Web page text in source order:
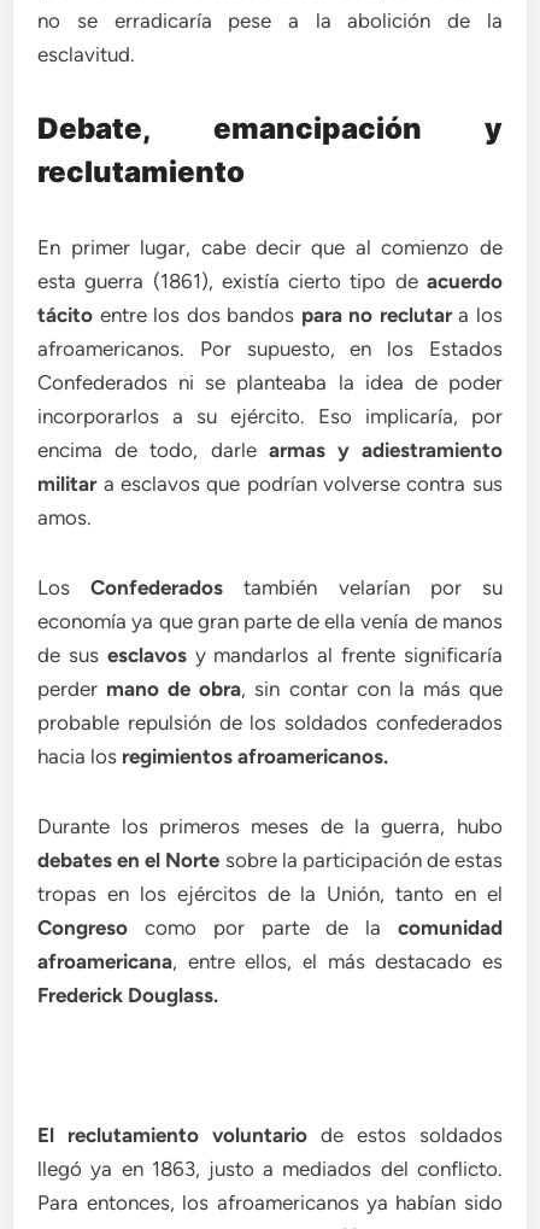
no se erradicaría pese a la abolición de la
esclavitud.
Debate, emancipación y
reclutamiento
En primer lugar, cabe decir que al comienzo de
esta guerra (1861), existía cierto tipo de acuerdo
tácito entre los dos bandos para no reclutara los
afroamericanos. Por supuesto, en los Estados
Confederados ni se planteaba la idea de poder
incorporarlos a su ejército. Eso implicaría, por
encima de todo, darle armas y adiestramiento
militara esclavos que podrían volverse contra sus
amos.
LosConfederados también velarían por su
economía ya que gran parte de ella venía de manos
de sus esclavosy mandarlos al frente significaría
perder mano de obra, sin contar con la más que
probable repulsión de los soldados confederados
hacia los regimientos afroamericanos.
Durante los primeros meses de la guerra, hubo
debates en el Norte sobre la participación de estas
tropas en los ejércitos de la Unión, tanto en el
Congreso como por parte de la comunidad
afroamericana, entre ellos, el más destacado es
Frederick Douglass.
El reclutamiento voluntario de estos soldados
llegó ya en 1863, justo a mediados del conflicto.
Para entonces, los afroamericanos ya habían sido